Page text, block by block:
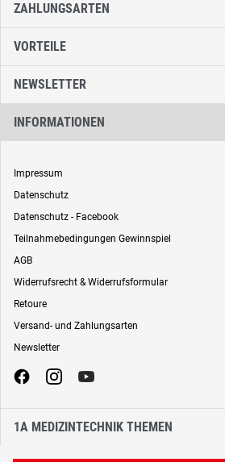
ZAHLUNGSARTEN
VORTEILE
NEWSLETTER
INFORMATIONEN
Impressum
Datenschutz
Datenschutz - Facebook
Teilnahmebedingungen Gewinnspiel
AGB
Widerrufsrecht & Widerrufsformular
Retoure
Versand- und Zahlungsarten
Newsletter
1A MEDIZINTECHNIK THEMEN